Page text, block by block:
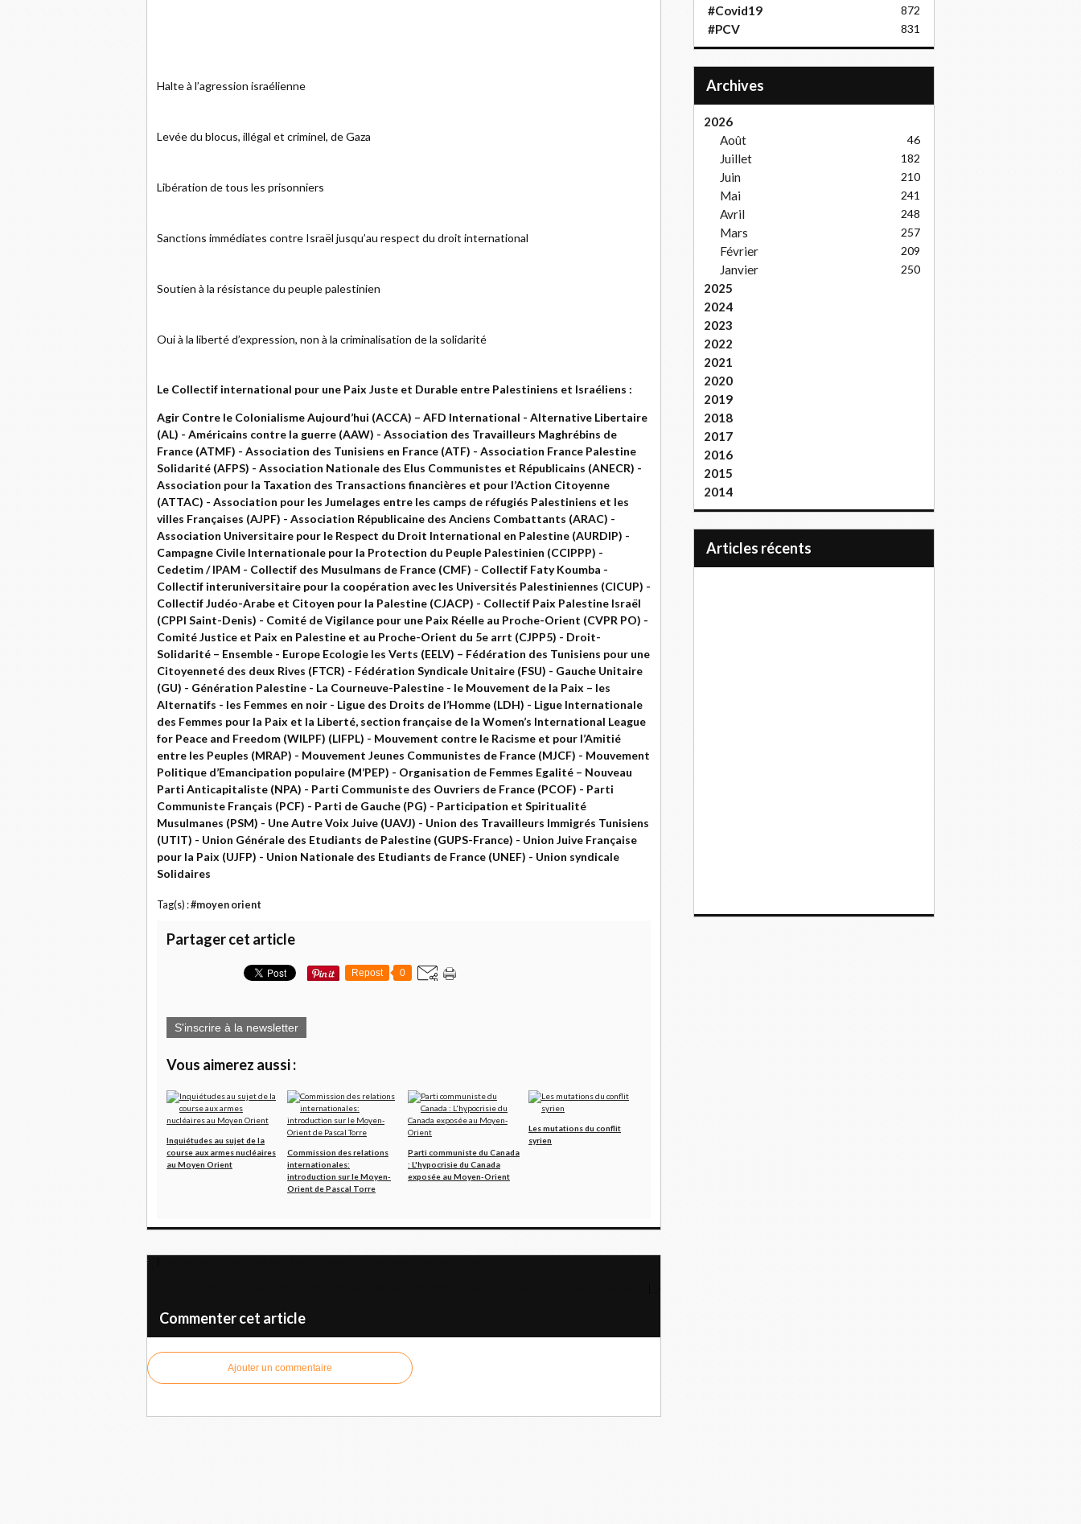
Halte à l’agression israélienne
Levée du blocus, illégal et criminel, de Gaza
Libération de tous les prisonniers
Sanctions immédiates contre Israël jusqu’au respect du droit international
Soutien à la résistance du peuple palestinien
Oui à la liberté d’expression, non à la criminalisation de la solidarité
Le Collectif international pour une Paix Juste et Durable entre Palestiniens et Israéliens :
Agir Contre le Colonialisme Aujourd’hui (ACCA) – AFD International - Alternative Libertaire
(AL) - Américains contre la guerre (AAW) - Association des Travailleurs Maghrébins de
France (ATMF) - Association des Tunisiens en France (ATF) - Association France Palestine
Solidarité (AFPS) - Association Nationale des Elus Communistes et Républicains (ANECR) -
Association pour la Taxation des Transactions financières et pour l’Action Citoyenne
(ATTAC) - Association pour les Jumelages entre les camps de réfugiés Palestiniens et les
villes Françaises (AJPF) - Association Républicaine des Anciens Combattants (ARAC) -
Association Universitaire pour le Respect du Droit International en Palestine (AURDIP) -
Campagne Civile Internationale pour la Protection du Peuple Palestinien (CCIPPP) -
Cedetim / IPAM - Collectif des Musulmans de France (CMF) - Collectif Faty Koumba -
Collectif interuniversitaire pour la coopération avec les Universités Palestiniennes (CICUP) -
Collectif Judéo-Arabe et Citoyen pour la Palestine (CJACP) - Collectif Paix Palestine Israël
(CPPI Saint-Denis) - Comité de Vigilance pour une Paix Réelle au Proche-Orient (CVPR PO) -
Comité Justice et Paix en Palestine et au Proche-Orient du 5e arrt (CJPP5) - Droit-
Solidarité – Ensemble - Europe Ecologie les Verts (EELV) – Fédération des Tunisiens pour une
Citoyenneté des deux Rives (FTCR) - Fédération Syndicale Unitaire (FSU) - Gauche Unitaire
(GU) - Génération Palestine - La Courneuve-Palestine - le Mouvement de la Paix – les
Alternatifs - les Femmes en noir - Ligue des Droits de l’Homme (LDH) - Ligue Internationale
des Femmes pour la Paix et la Liberté, section française de la Women’s International League
for Peace and Freedom (WILPF) (LIFPL) - Mouvement contre le Racisme et pour l’Amitié
entre les Peuples (MRAP) - Mouvement Jeunes Communistes de France (MJCF) - Mouvement
Politique d’Emancipation populaire (M’PEP) - Organisation de Femmes Egalité – Nouveau
Parti Anticapitaliste (NPA) - Parti Communiste des Ouvriers de France (PCOF) - Parti
Communiste Français (PCF) - Parti de Gauche (PG) - Participation et Spiritualité
Musulmanes (PSM) - Une Autre Voix Juive (UAVJ) - Union des Travailleurs Immigrés Tunisiens
(UTIT) - Union Générale des Etudiants de Palestine (GUPS-France) - Union Juive Française
pour la Paix (UJFP) - Union Nationale des Etudiants de France (UNEF) - Union syndicale
Solidaires
Tag(s) :#moyen orient
Partager cet article
Repost 0
S'inscrire à la newsletter
Vous aimerez aussi :
Inquiétudes au sujet de la
course aux armes nucléaires
au Moyen Orient
Commission des relations
internationales:
introduction sur le Moyen-
Orient de Pascal Torre
Parti communiste du Canada
: L'hypocrisie du Canada
exposée au Moyen-Orient
Les mutations du conflit
syrien
Commenter cet article
Ajouter un commentaire
#Covid19 872
#PCV 831
Archives
2026
Août
46
Juillet 182
Juin 210
Mai 241
Avril 248
Mars 257
Février 209
Janvier 250
2025
2024
2023
2022
2021
2020
2019
2018
2017
2016
2015
2014
articles récents